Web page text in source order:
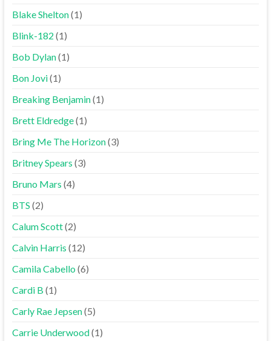
Blake Shelton(1)
Blink-182 (1)
Bob Dylan(1)
Bon Jovi(1)
Breaking Benjamin(1)
Brett Eldredge(1)
Bring Me The Horizon(3)
Britney Spears (3)
Bruno Mars (4)
BTS (2)
Calum Scott(2)
Calvin Harris (12)
Camila Cabello(6)
Cardi B (1)
Carly Rae Jepsen(5)
Carrie Underwood(1)